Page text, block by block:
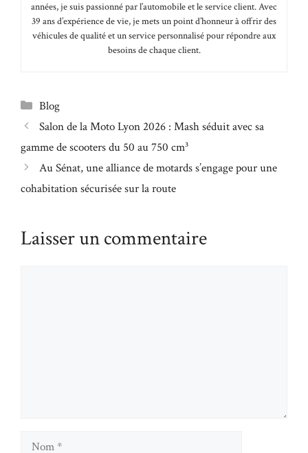
années, je suis passionné par l’automobile et le service client. Avec
39 ans d’expérience de vie, je mets un point d’honneur à offrir des
véhicules de qualité et un service personnalisé pour répondre aux
besoins de chaque client.
Catégories
Blog
Salon de la Moto Lyon 2026 : Mash séduit avec sa
gamme de scooters du 50 au 750 cm³
Au Sénat, une alliance de motards s’engage pour une
cohabitation sécurisée sur la route
Laisser un commentaire